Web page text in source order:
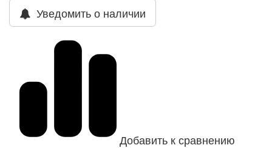
Уведомить о наличии
Добавить к сравнению